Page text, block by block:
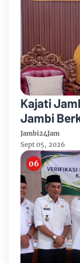
Kajati
Jambi
Penegakan
Jambi24Jam
Sept 05, 2026